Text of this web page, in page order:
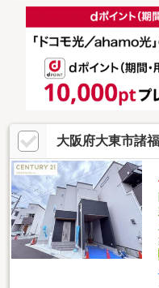
線良好・LDを見渡しながら
居室に収納スペースを確保
る)▼周辺環境・大阪市立茨
━━━━━・・・物件の詳細・
ださい。
大阪府大東市諸